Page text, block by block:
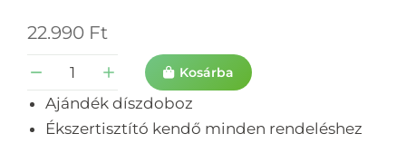
22.990 Ft
Kosárba
Ajándék díszdoboz
Ékszertisztító kendő minden rendeléshez